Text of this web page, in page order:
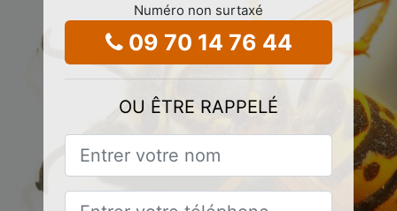
Numéro non surtaxé
09 70 14 76 44
OU ÊTRE RAPPELÉ